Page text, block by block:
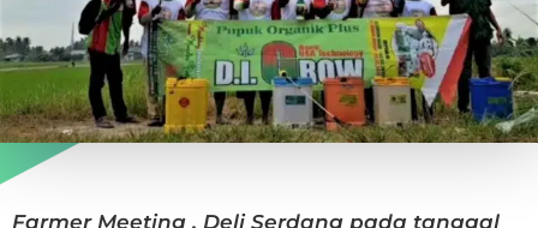
Farmer Meeting , Deli Serdang pada tanggal